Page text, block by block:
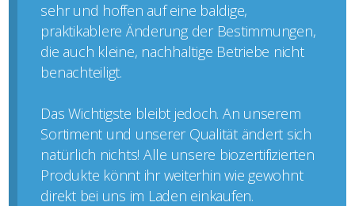
sehr und hoffen auf eine baldige,
praktikablere Änderung der Bestimmungen,
die auch kleine, nachhaltige Betriebe nicht
benachteiligt.
Das Wichtigste bleibt jedoch. An unserem
Sortiment und unserer Qualität ändert sich
natürlich nichts! Alle unsere biozertifizierten
Produkte könnt ihr weiterhin wie gewohnt
direkt bei uns im Laden einkaufen.